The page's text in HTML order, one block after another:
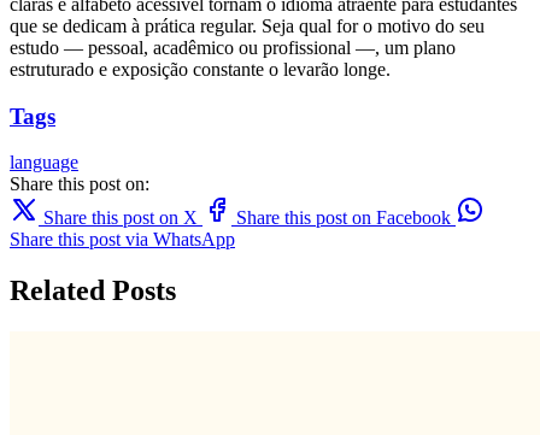
claras e alfabeto acessível tornam o idioma atraente para estudantes
que se dedicam à prática regular. Seja qual for o motivo do seu
estudo — pessoal, acadêmico ou profissional —, um plano
estruturado e exposição constante o levarão longe.
Tags
language
Share this post on:
Share this post on X
Share this post on Facebook
Share this post via WhatsApp
Related Posts